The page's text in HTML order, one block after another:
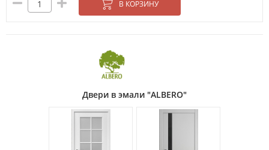
В КОРЗИНУ
Двери в эмали "ALBERO"